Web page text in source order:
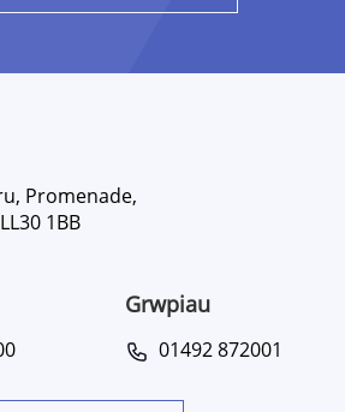
Promenade,
1BB
Grwpiau
01492 872001